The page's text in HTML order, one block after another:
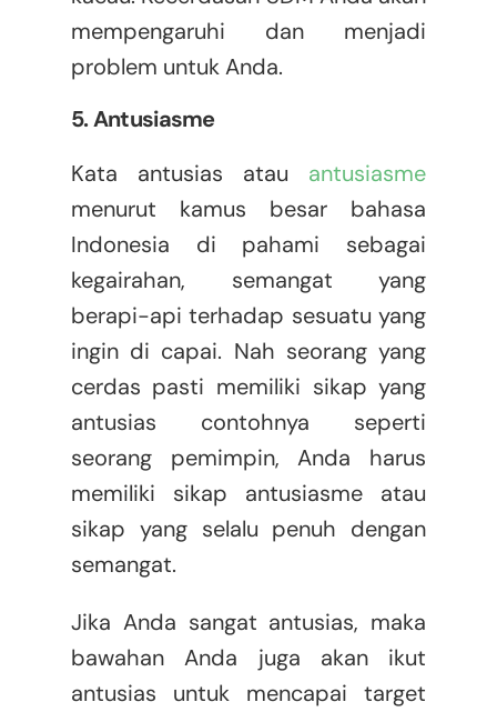
mempengaruhi dan menjadi
problem untuk Anda.
5. Antusiasme
Kata antusias atau antusiasme
menurut kamus besar bahasa
Indonesia di pahami sebagai
kegairahan, semangat yang
berapi-api terhadap sesuatu yang
ingin di capai. Nah seorang yang
cerdas pasti memiliki sikap yang
antusias contohnya seperti
seorang pemimpin, Anda harus
memiliki sikap antusiasme atau
sikap yang selalu penuh dengan
semangat.
Jika Anda sangat antusias, maka
bawahan Anda juga akan ikut
antusias untuk mencapai target